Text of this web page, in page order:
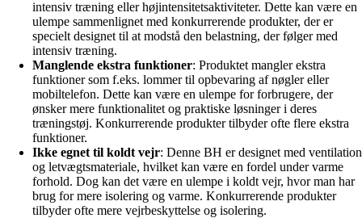
intensiv træning eller højintensitetsaktiviteter. Dette kan være en
ulempe sammenlignet med konkurrerende produkter, der er
specielt designet til at modstå den belastning, der følger med
intensiv træning.
Manglende ekstra funktioner: Produktet mangler ekstra
funktioner som f.eks. lommer til opbevaring af nøgler eller
mobiltelefon. Dette kan være en ulempe for forbrugere, der
ønsker mere funktionalitet og praktiske løsninger i deres
træningstøj. Konkurrerende produkter tilbyder ofte flere ekstra
funktioner.
Ikke egnet til koldt vejr: Denne BH er designet med ventilation
og letvægtsmateriale, hvilket kan være en fordel under varme
forhold. Dog kan det være en ulempe i koldt vejr, hvor man har
brug for mere isolering og varme. Konkurrerende produkter
tilbyder ofte mere vejrbeskyttelse og isolering.